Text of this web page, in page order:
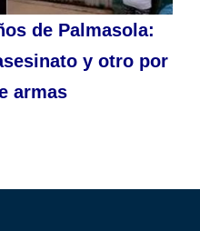
de Palmasola:
y otro por
armas